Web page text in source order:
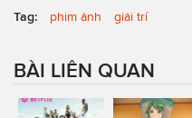
Tag: phim ảnh giải trí
BÀI LIÊN QUAN